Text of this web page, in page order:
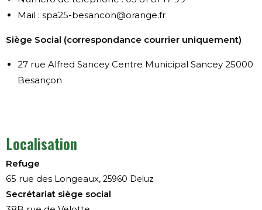
Mail : spa25-besancon@orange.fr
Siège Social (correspondance courrier uniquement)
27 rue Alfred Sancey Centre Municipal Sancey 25000
Besançon
Localisation
Refuge
65 rue des Longeaux, 25960 Deluz
Secrétariat siège social